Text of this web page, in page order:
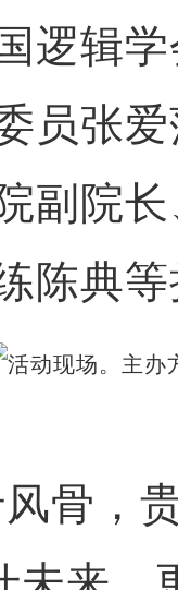
逻辑
员张
副院
陈典
骨，贵